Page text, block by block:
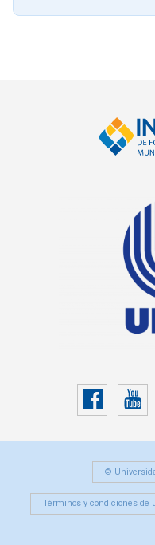
©
Términos y condiciones de